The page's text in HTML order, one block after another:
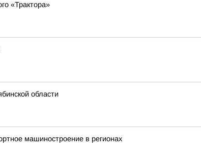
«Трактора»
области
машиностроение в регионах